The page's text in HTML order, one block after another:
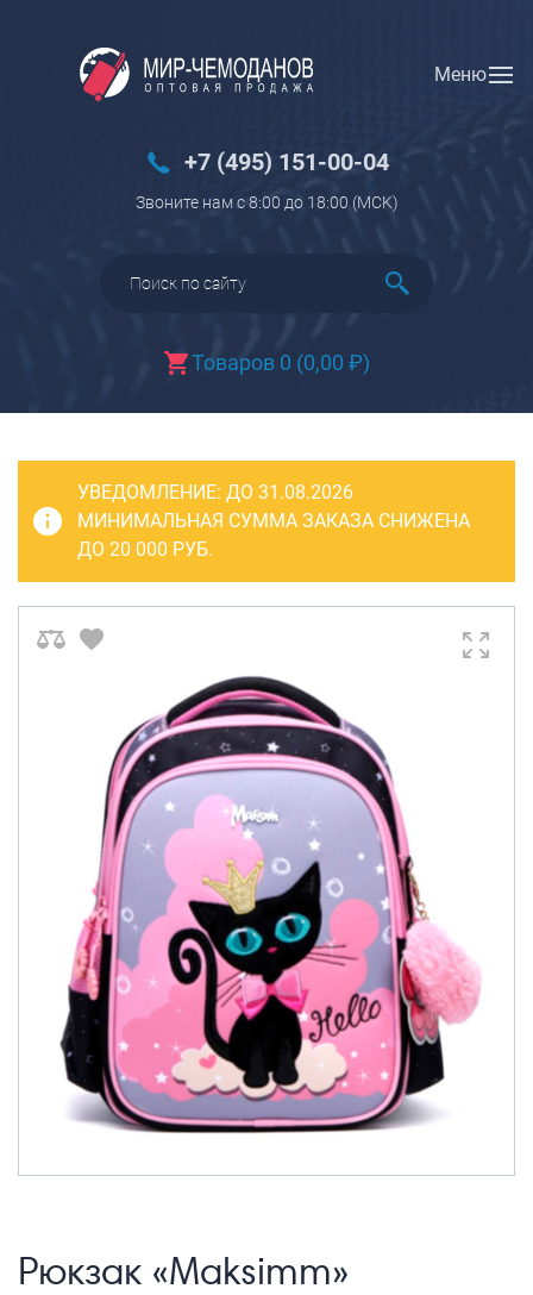
Меню
+7 (495) 151-00-04
Звоните нам с 8:00 до 18:00 (МCK)
Товаров 0 (0,00 ₽)
Вход Регистрация
Багаж
Чемоданы
Чемоданы детские
Пилоты на колесах
Рюкзаки детские для детских
Бьюти-кейсы
САКВОЯЖИ
РАСПРОДАЖА
Сумки спортивные
Сумки деловые
Сумки поясные
Сумки пляжные
Сумки для ноутбуков
Сумки-тележки хозяйственные
Сумки-рюкзаки на колёсах
Сумки детские
Рюкзаки
Рюкзаки городские
Рюкзаки школьные
Рюкзаки подростковые
Рюкзаки детские
УВЕДОМЛЕНИЕ: ДО 31.08.2026
МИНИМАЛЬНАЯ СУММА ЗАКАЗА СНИЖЕНА
ДО 20 000 РУБ.
Рюкзак «Maksimm»